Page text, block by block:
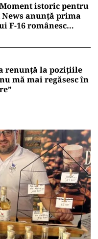
istoric pentru
anunță prima
F-16 românesc
renunță la pozițiile
mă mai regăsesc în